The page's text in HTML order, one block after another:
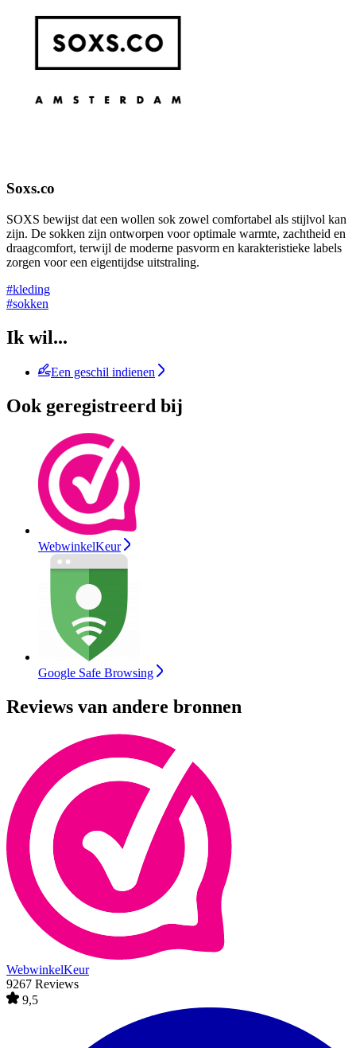
Soxs.co
SOXS bewijst dat een wollen sok zowel comfortabel als stijlvol kan
zijn. De sokken zijn ontworpen voor optimale warmte, zachtheid en
draagcomfort, terwijl de moderne pasvorm en karakteristieke labels
zorgen voor een eigentijdse uitstraling.
#kleding
#sokken
Ik wil...
Een geschil indienen
Ook geregistreerd bij
WebwinkelKeur
Google Safe Browsing
Reviews van andere bronnen
WebwinkelKeur
9267 Reviews
9,5